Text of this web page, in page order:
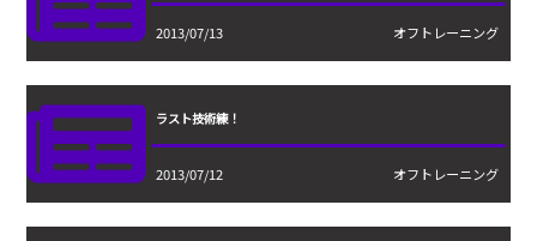
2013/07/13 オフトレーニング
ラスト技術練！
2013/07/12 オフトレーニング